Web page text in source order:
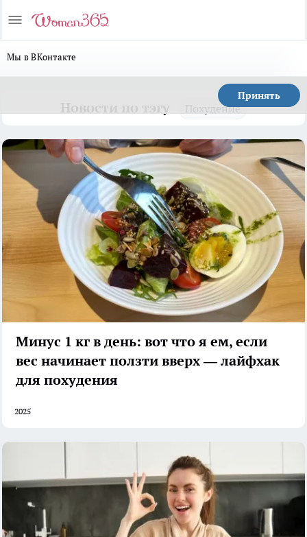
Мы в ВКонтакте
Принять
Похудение
Минус 1 кг в день: вот что я ем, если
вес начинает ползти вверх — лайфхак
для похудения
2025